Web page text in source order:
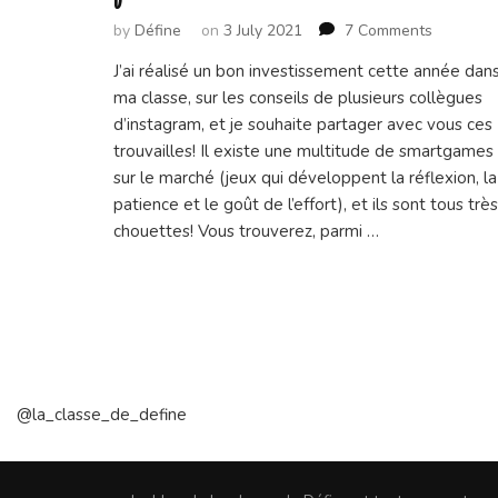
by Défine on 3 July 2021 7 Comments
en
classe…
pour
quoi
J’ai réalisé un bon investissement cette année
ma classe, sur les conseils de plusieurs collègues
d’instagram, et je souhaite partager avec vous ces
trouvailles! Il existe une multitude de smartgames
sur le marché (jeux qui développent la réflexion, la
patience et le goût de l’effort), et ils sont tous très
chouettes! Vous trouverez, parmi …
@la_classe_de_define